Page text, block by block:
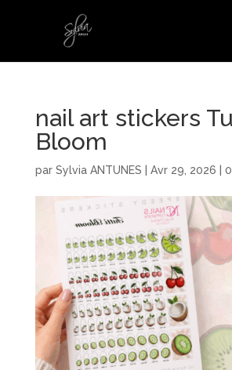
nail art stickers
Bloom
par Sylvia ANTUNES Avr 29, 2026